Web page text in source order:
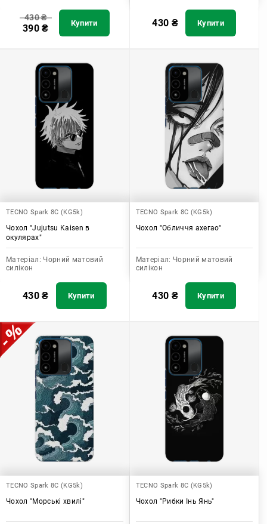
430₴
390₴ Купити 430 ₴ Купити
TECNO Spark 8C (KG5k)
Чохол "Jujutsu Kaisen в
окулярах"
Матеріал: Чорний матовий
силікон
430₴ Купити
TECNO Spark 8C (KG5k)
Чохол "Обличчя ахегао"
Матеріал: Чорний матовий
силікон
430 ₴ Купити
TECNO Spark 8C (KG5k)
Чохол "Морські хвилі"
TECNO Spark 8C (KG5k)
Чохол "Рибки Інь Янь"